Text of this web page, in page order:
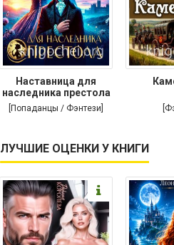
Наставница для
наследника престола
[Попаданцы / Фэнтези]
ЛУЧШИЕ ОЦЕНКИ У КНИГИ